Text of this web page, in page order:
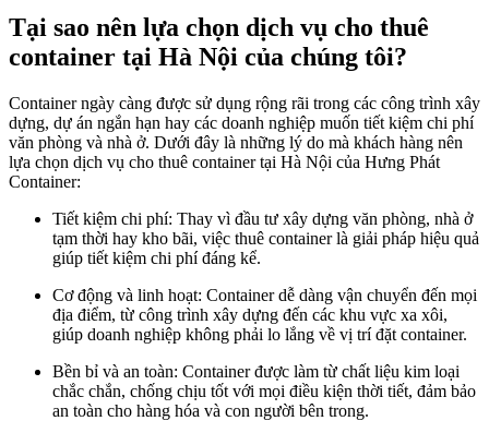
Tại sao nên lựa chọn dịch vụ cho thuê
container tại Hà Nội của chúng tôi?
Container ngày càng được sử dụng rộng rãi trong các công trình xây
dựng, dự án ngắn hạn hay các doanh nghiệp muốn tiết kiệm chi phí
văn phòng và nhà ở. Dưới đây là những lý do mà khách hàng nên
lựa chọn dịch vụ cho thuê container tại Hà Nội của Hưng Phát
Container:
Tiết kiệm chi phí: Thay vì đầu tư xây dựng văn phòng, nhà ở
tạm thời hay kho bãi, việc thuê container là giải pháp hiệu quả
giúp tiết kiệm chi phí đáng kể.
Cơ động và linh hoạt: Container dễ dàng vận chuyển đến mọi
địa điểm, từ công trình xây dựng đến các khu vực xa xôi,
giúp doanh nghiệp không phải lo lắng về vị trí đặt container.
Bền bỉ và an toàn: Container được làm từ chất liệu kim loại
chắc chắn, chống chịu tốt với mọi điều kiện thời tiết, đảm bảo
an toàn cho hàng hóa và con người bên trong.